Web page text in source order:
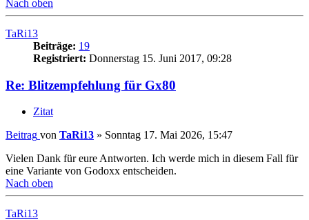
Nach oben
TaRi13
Beiträge: 19
Registriert: Donnerstag 15. Juni 2017, 09:28
Re: Blitzempfehlung für Gx80
Zitat
Beitrag von TaRi13 » Sonntag 17. Mai 2026, 15:47
Vielen Dank für eure Antworten. Ich werde mich in diesem Fall für
eine Variante von Godoxx entscheiden.
Nach oben
TaRi13